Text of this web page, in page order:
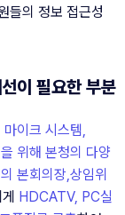
들의 정보 접근성
이 필요한 부분
이크 시스템,
위해 본청의 다양
본회의장,상임위
HDCATV, PC실